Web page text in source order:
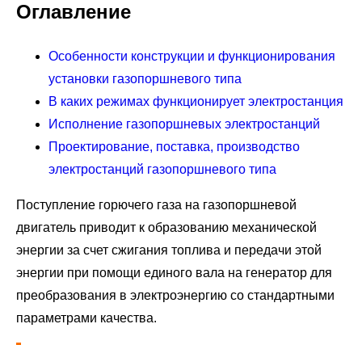
Оглавление
Особенности конструкции и функционирования
установки газопоршневого типа
В каких режимах функционирует электростанция
Исполнение газопоршневых электростанций
Проектирование, поставка, производство
электростанций газопоршневого типа
Поступление горючего газа на газопоршневой
двигатель приводит к образованию механической
энергии за счет сжигания топлива и передачи этой
энергии при помощи единого вала на генератор для
преобразования в электроэнергию со стандартными
параметрами качества.